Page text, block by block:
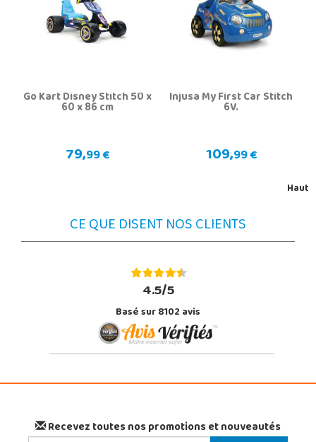
Go Kart Disney Stitch 50 x
60 x 86 cm
79,99 €
Injusa My First Car Stitch
6V.
109,99 €
Haut
CE QUE DISENT NOS CLIENTS
4.5/5
Basé sur 8102 avis
Recevez toutes nos promotions et nouveautés